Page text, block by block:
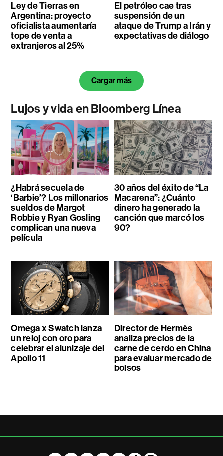
Ley de Tierras en
Argentina: proyecto
oficialista aumentaría
tope de venta a
extranjeros al 25%
El petróleo cae tras
suspensión de un
ataque de Trump a Irán y
expectativas de diálogo
Cargar más
Lujos y vida en Bloomberg Línea
¿Habrá secuela de
‘Barbie’? Los millonarios
sueldos de Margot
Robbie y Ryan Gosling
complican una nueva
película
30 años del éxito de “La
Macarena”: ¿Cuánto
dinero ha generado la
canción que marcó los
90?
Omega x Swatch lanza
un reloj con oro para
celebrar el alunizaje del
Apollo 11
Director de Hermès
analiza precios de la
carne de cerdo en China
para evaluar mercado de
bolsos